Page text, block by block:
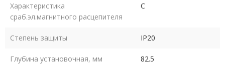
Характеристика
сраб.эл.магнитного расцепителя
C
Степень защиты IP20
Глубина установочная, мм 82.5